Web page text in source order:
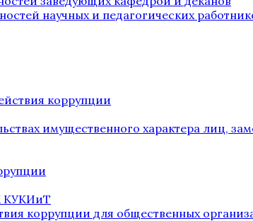
научных и педагогических
коррупции
имущественного характера лиц,
КУКИиТ
коррупции для общественных